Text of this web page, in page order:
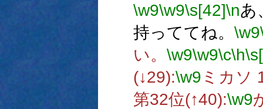
\w9\w9\s[42]\nあ
持っててね。 \w9
い。 \w9\w9\c\h
(↓29):\w9 ミカソ
第32位(↑40):\w9